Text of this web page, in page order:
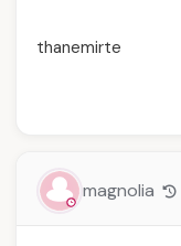
thanemirte
magnolia